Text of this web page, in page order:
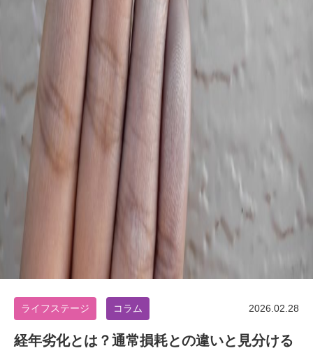
2026.02.28
ライフステージ コラム
経年劣化とは？通常損耗との違いと見分ける